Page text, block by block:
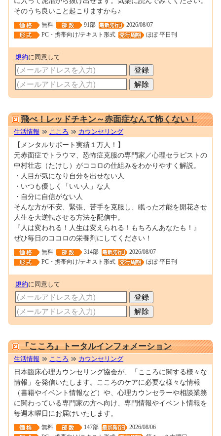
そのうち良いこと起こりますから♪
無料 91部
2026/08/07
PC・携帯向け/テキスト形式
ほぼ 平日刊
規約に同意して
飛べ！レッドチキン～赤面症なんて怖くない！
生活情報 こころ カウンセリング
【メンタルサポート実績１万人！】
元赤面症でトラウマ、恐怖症克服の専門家／心理セラピストの
中村壮志（たけし）がココロの仕組みをわかりやすく解説。
・人目が気になり自分を出せない人
・いつも優しく「いい人」な人
・自分に自信がない人
そんな方が不安、緊張、苦手を克服し、眠った才能を開花させ
人生を大逆転させる方法を配信中。
『人は変われる！人生は変えられる！もちろんあなたも！』
ぜひ毎日のココロの栄養剤にしてください！
無料 314部
2026/08/07
PC・携帯向け/テキスト形式
ほぼ 平日刊
規約に同意して
『こころ』トータルインフォメーション
生活情報 こころ カウンセリング
日本臨床心理カウンセリング協会が、「こころに関する様々な
情報」を発信いたします。こころのケアに必要な様々な情報
（書籍やイベント情報など）や、心理カウンセラーや相談業務
に関わっている専門家の方へ向け、専門情報やイベント情報を
毎週木曜日にお届けいたします。
無料 147部
2026/08/06